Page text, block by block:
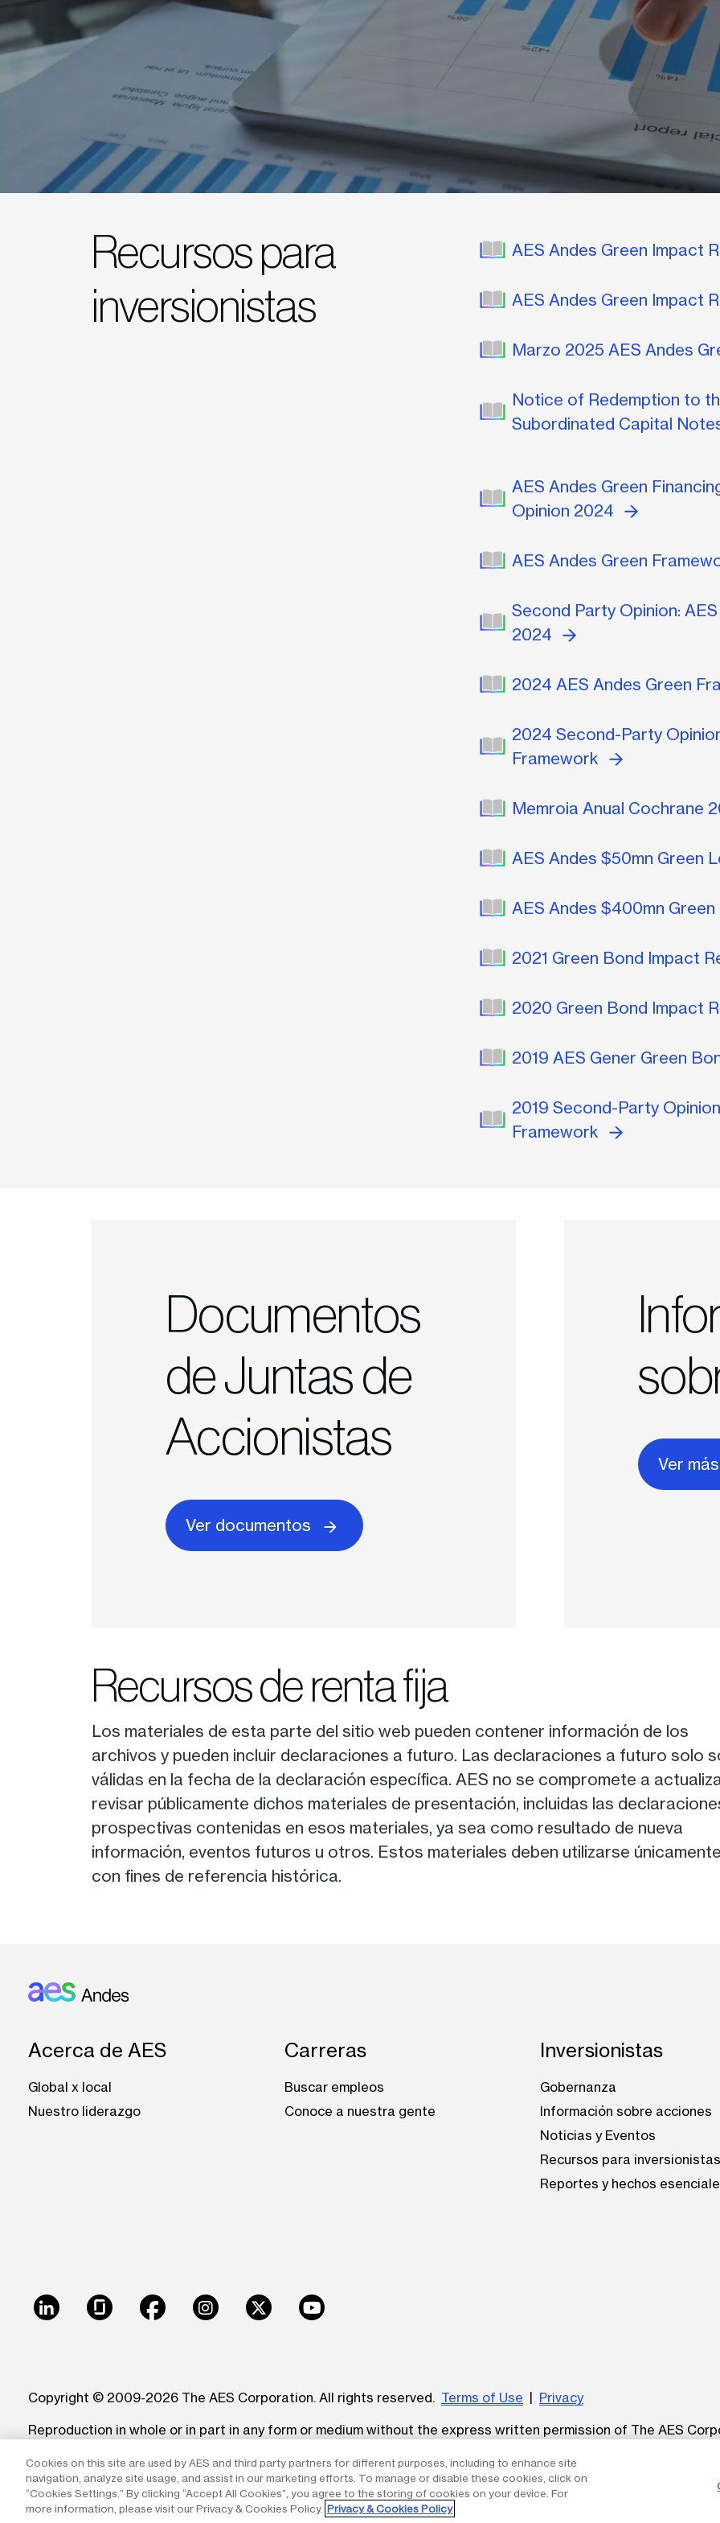
Recursos para
inversionistas
AES Andes Green Impact
AES Andes Green Impact
Marzo 2025 AES Andes
Notice of Redemption to
Subordinated Capital
AES Andes Green
Opinion 2024
AES Andes Green
Second Party Opinion:
2024
2024 AES Andes Green
2024 Second-Party
Framework
Memroia Anual Cochrane
AES Andes $50mn Green
AES Andes $400mn
2021 Green Bond Impact
2020 Green Bond Impact
2019 AES Gener Green
2019 Second-Party
Framework
Documentos
de Juntas de
Accionistas
Ver documentos
Ver más
Recursos de renta fija
Los materiales de esta parte del sitio web pueden contener información de los
archivos y pueden incluir declaraciones a futuro. Las declaraciones a futuro solo
válidas en la fecha de la declaración específica. AES no se compromete a
revisar públicamente dichos materiales de presentación, incluidas las
prospectivas contenidas en esos materiales, ya sea como resultado de nueva
información, eventos futuros u otros. Estos materiales deben utilizarse únicamente
con fines de referencia histórica.
Acerca de AES
Global x local
Nuestro liderazgo
Carreras
Buscar empleos
Conoce a nuestra gente
Inversionistas
Gobernanza
Información sobre acciones
Noticias y Eventos
Recursos para inversionistas
Reportes y hechos
LinkedInGlassdoorFacebookInstagram
X Youtube
Copyright © 2009-2026 The AES Corporation. All rights reserved. Terms of Use
Privacy
Reproduction in whole or in part in any form or medium without the express written permission of The AES
Cookies Settings
Cookies on this site are used by AES and third party partners for different purposes, including to enhance site
navigation, analyze site usage, and assist in our marketing efforts. To manage or disable these cookies, click on
“Cookies Settings.” By clicking “Accept All Cookies”, you agree to the storing of cookies on your device. For
more information, please visit our Privacy & Cookies Policy. Privacy & Cookies Policy